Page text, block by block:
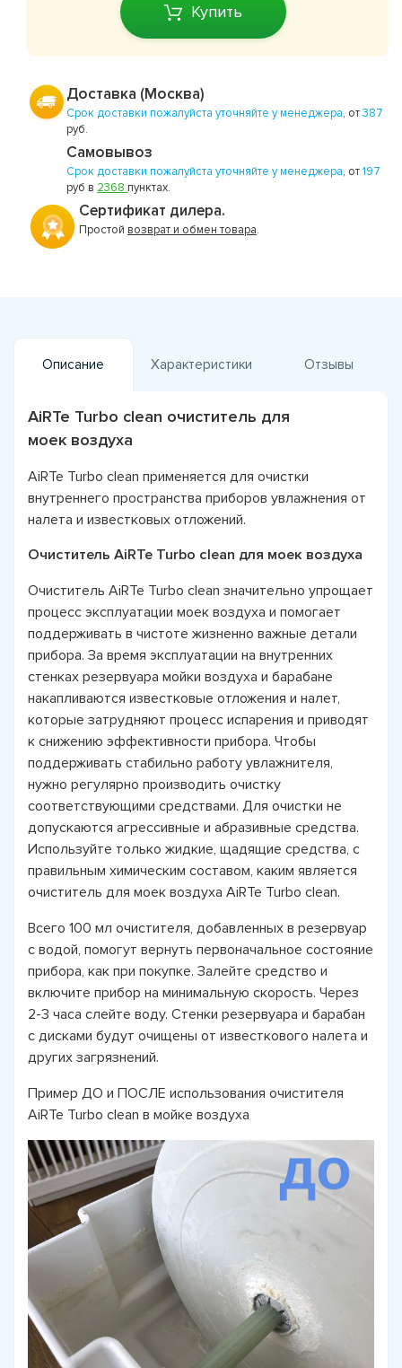
Купить
Доставка (Москва)
Срок доставки пожалуйста уточняйте у менеджера, от387
руб.
Самовывоз
Срок доставки пожалуйста уточняйте у менеджера, от197
руб в 2368 пунктах.
Сертификат дилера.
Простой возврат и обмен товара.
Описание Характеристики Отзывы
AiRTe Turbo clean очиститель для
моек воздуха
AiRTe Turbo clean применяется для очистки
внутреннего пространства приборов увлажнения от
налета и известковых отложений.
Очиститель AiRTe Turbo clean для моек воздуха
Очиститель AiRTe Turbo clean значительно упрощает
процесс эксплуатации моек воздуха и помогает
поддерживать в чистоте жизненно важные детали
прибора. За время эксплуатации на внутренних
стенках резервуара мойки воздуха и барабане
накапливаются известковые отложения и налет,
которые затрудняют процесс испарения и приводят
к снижению эффективности прибора. Чтобы
поддерживать стабильно работу увлажнителя,
нужно регулярно производить очистку
соответствующими средствами. Для очистки не
допускаются агрессивные и абразивные средства.
Используйте только жидкие, щадящие средства, с
правильным химическим составом, каким является
очиститель для моек воздуха AiRTe Turbo clean.
Всего 100 мл очистителя, добавленных в резервуар
с водой, помогут вернуть первоначальное состояние
прибора, как при покупке. Залейте средство и
включите прибор на минимальную скорость. Через
2-3 часа слейте воду. Стенки резервуара и барабан
с дисками будут очищены от известкового налета и
других загрязнений.
Пример ДО и ПОСЛЕ использования очистителя
AiRTe Turbo clean в мойке воздуха